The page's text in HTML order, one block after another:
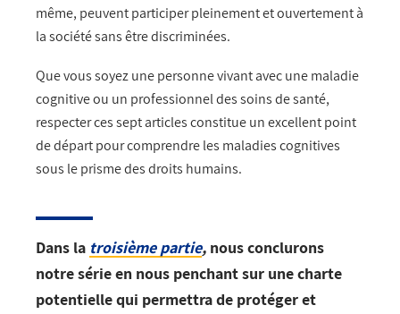
même, peuvent participer pleinement et ouvertement à
la société sans être discriminées.
Que vous soyez une personne vivant avec une maladie
cognitive ou un professionnel des soins de santé,
respecter ces sept articles constitue un excellent point
de départ pour comprendre les maladies cognitives
sous le prisme des droits humains.
Dans la troisième partie, nous conclurons
notre série en nous penchant sur une charte
potentielle qui permettra de protéger et